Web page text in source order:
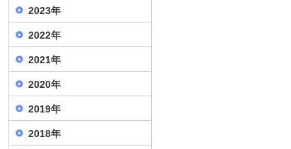
2023年
2022年
2021年
2020年
2019年
2018年